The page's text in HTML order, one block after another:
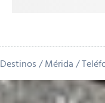
Destinos Mérida